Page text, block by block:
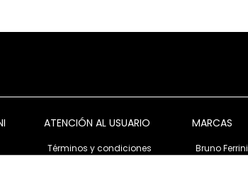
ATENCIÓN AL USUARIO
Términos y condiciones
MARCAS
Bruno Ferrini